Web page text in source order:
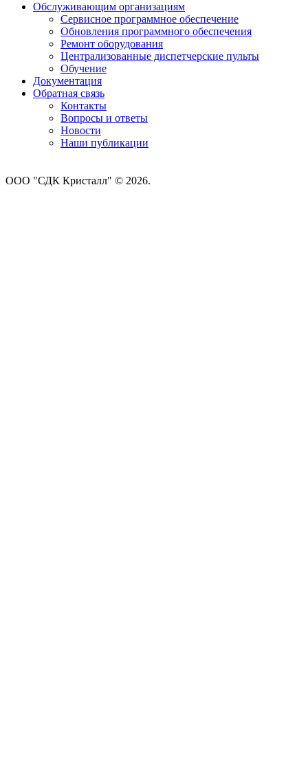
Обслуживающим организациям
Сервисное программное обеспечение
Обновления программного обеспечения
Ремонт оборудования
Централизованные диспетчерские пульты
Обучение
Документация
Обратная связь
Контакты
Вопросы и ответы
Новости
Наши публикации
ООО "СДК Кристалл" © 2026.